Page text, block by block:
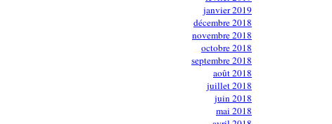
janvier 2019
décembre 2018
novembre 2018
octobre 2018
septembre 2018
août 2018
juillet 2018
juin 2018
mai 2018